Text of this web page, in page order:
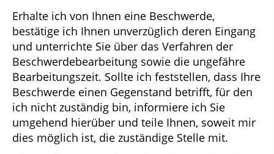
Erhalte ich von Ihnen eine Beschwerde,
bestätige ich Ihnen unverzüglich deren Eingang
und unterrichte Sie über das Verfahren der
Beschwerdebearbeitung sowie die ungefähre
Bearbeitungszeit. Sollte ich feststellen, dass Ihre
Beschwerde einen Gegenstand betrifft, für den
ich nicht zuständig bin, informiere ich Sie
umgehend hierüber und teile Ihnen, soweit mir
dies möglich ist, die zuständige Stelle mit.